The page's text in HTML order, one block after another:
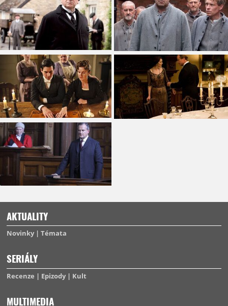
AKTUALITY
Novinky Témata
SERIÁLY
Recenze Epizody Kult
MULTIMEDIA